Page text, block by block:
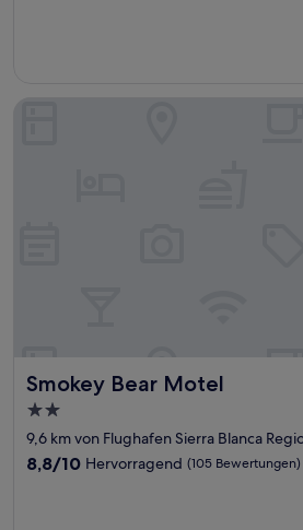
Smokey Bear Motel
Smokey Bear Motel
2.0-
Sterne-
Unterkunft
9,6 km von Flughafen Sierra Blanca
8.8
8,8/10 Hervorragend (105 Bewertungen)
Smokey Bear Motel